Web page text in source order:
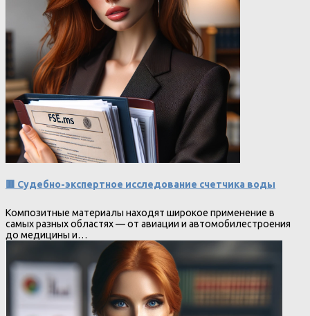
🟥 Судебно-экспертное исследование счетчика воды
Композитные материалы находят широкое применение в
самых разных областях — от авиации и автомобилестроения
до медицины и…